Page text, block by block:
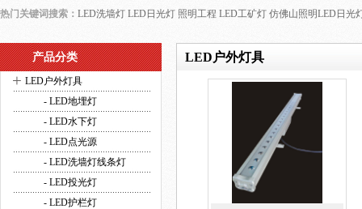
热门关键词搜索： LED洗墙灯 LED日光灯 照明工程 LED工矿灯 仿佛山照明LED日光
产品分类
+ LED户外灯具
- LED地埋灯
- LED水下灯
- LED点光源
- LED洗墙灯线条灯
- LED投光灯
- LED护栏灯
LED户外灯具